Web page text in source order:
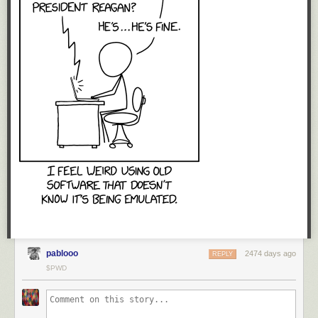
Anyhow, anybody who thinks that it’ll be easy to teach “meaning” (as I
described it above) to today’s generative AI is a fool, and you shouldn’t
give them your money.
Money and carbon
Another big problem we’re not talking about enough is the cost of
generative AI.Natureoffers Generative AI’s environmental costs are
soaring — and mostly secret. In a Mastodon thread,
@Quixoticgeek@social.v.stsays
includes a few hard and sobering numbers.
Short form: This shit isexpensive, in dollars and in carbon load. Nvidia
pulled in $60.9 billion in 2023, up 126% from the previous year
heading for a $100B/year run rate, while reporting a 75% margin.
cadre of engineers. And good luck trying to hire one if you’re a
mainstream company where IT is a cost center.
All this means that for the technology to succeed, it not only has to do
something useful, but people and businesses will have to be ready to
pablooo 2474 days ago
REPLY
$PWD